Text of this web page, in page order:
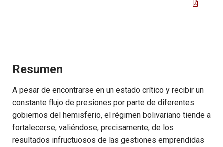
Resumen
A pesar de encontrarse en un estado crítico y recibir un
constante flujo de presiones por parte de diferentes
gobiernos del hemisferio, el régimen bolivariano tiende a
fortalecerse, valiéndose, precisamente, de los
resultados infructuosos de las gestiones emprendidas